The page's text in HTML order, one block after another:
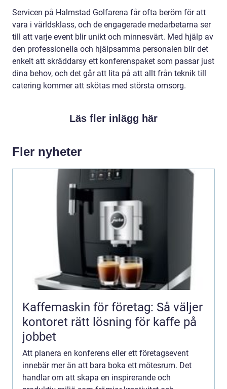
Servicen på Halmstad Golfarena får ofta beröm för att
vara i världsklass, och de engagerade medarbetarna ser
till att varje event blir unikt och minnesvärt. Med hjälp av
den professionella och hjälpsamma personalen blir det
enkelt att skräddarsy ett konferenspaket som passar just
dina behov, och det går att lita på att allt från teknik till
catering kommer att skötas med största omsorg.
Läs fler inlägg här
Fler nyheter
Kaffemaskin för företag: Så väljer
kontoret rätt lösning för kaffe på
jobbet
Att planera en konferens eller ett företagsevent
innebär mer än att bara boka ett mötesrum. Det
handlar om att skapa en inspirerande och